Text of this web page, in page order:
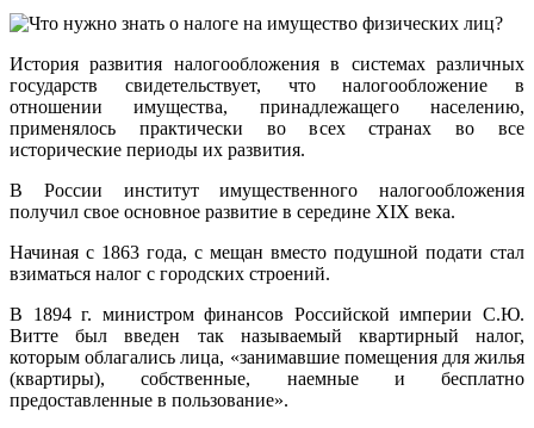
История развития налогообложения в системах различных
государств свидетельствует, что налогообложение в
отношении имущества, принадлежащего населению,
применялось практически во всех странах во все
исторические периоды их развития.
В России институт имущественного налогообложения
получил свое основное развитие в середине XIX века.
Начиная с 1863 года, с мещан вместо подушной подати стал
взиматься налог с городских строений.
В 1894 г. министром финансов Российской империи С.Ю.
Витте был введен так называемый квартирный налог,
которым облагались лица, «занимавшие помещения для жилья
(квартиры), собственные, наемные и бесплатно
предоставленные в пользование».